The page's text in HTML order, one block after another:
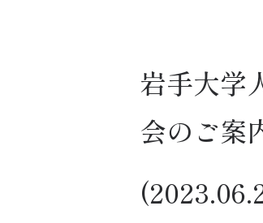
岩手大学
会のご案